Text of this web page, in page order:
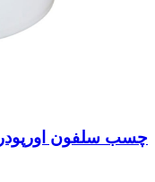
چسب سلفون اورپودر